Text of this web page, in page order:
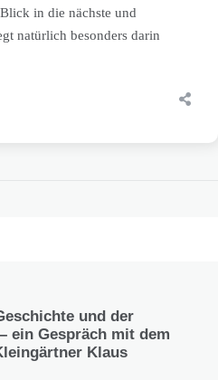
in die nächste und
natürlich besonders darin
und der
ein Gespräch mit dem
Klaus